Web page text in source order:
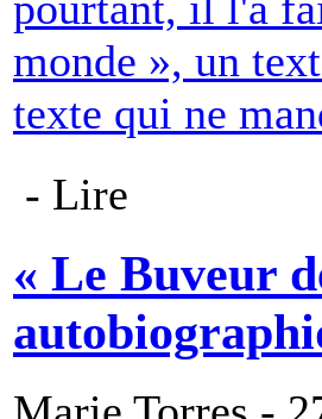
monde », un
texte qui ne
- Lire
« Le Buveur